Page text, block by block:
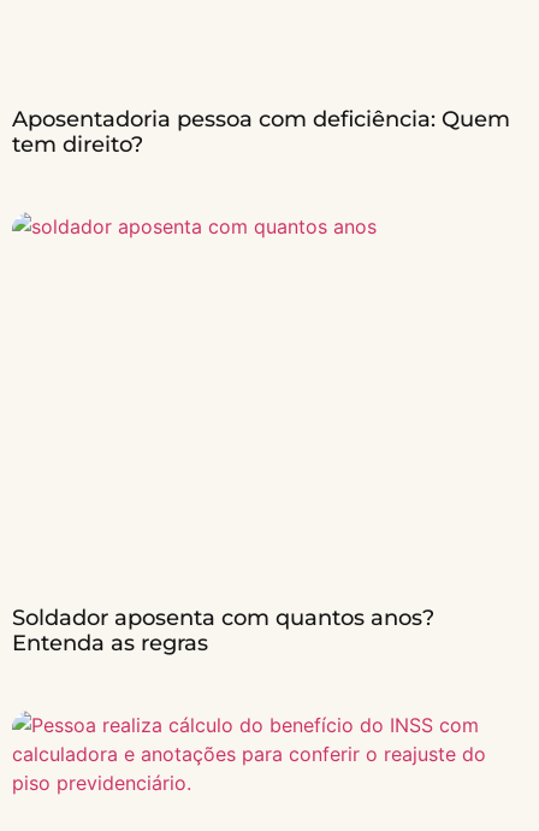
Aposentadoria pessoa com deficiência: Quem
tem direito?
Soldador aposenta com quantos anos?
Entenda as regras